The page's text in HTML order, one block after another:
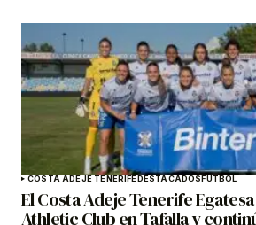
COSTA ADEJE TENERIFEDESTACADOSFÚTBOL
El Costa Adeje Tenerife
Athletic Club en Tafalla y